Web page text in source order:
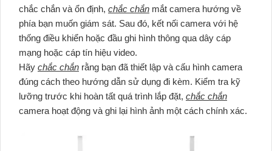
chắc chắn và ổn định, chắc chắn mắt camera hướng về
phía bạn muốn giám sát. Sau đó, kết nối camera với hệ
thống điều khiển hoặc đầu ghi hình thông qua dây cáp
mạng hoặc cáp tín hiệu video.
Hãy chắc chắn rằng bạn đã thiết lập và cấu hình camera
đúng cách theo hướng dẫn sử dụng đi kèm. Kiểm tra kỹ
lưỡng trước khi hoàn tất quá trình lắp đặt, chắc chắn
camera hoạt động và ghi lại hình ảnh một cách chính xác.